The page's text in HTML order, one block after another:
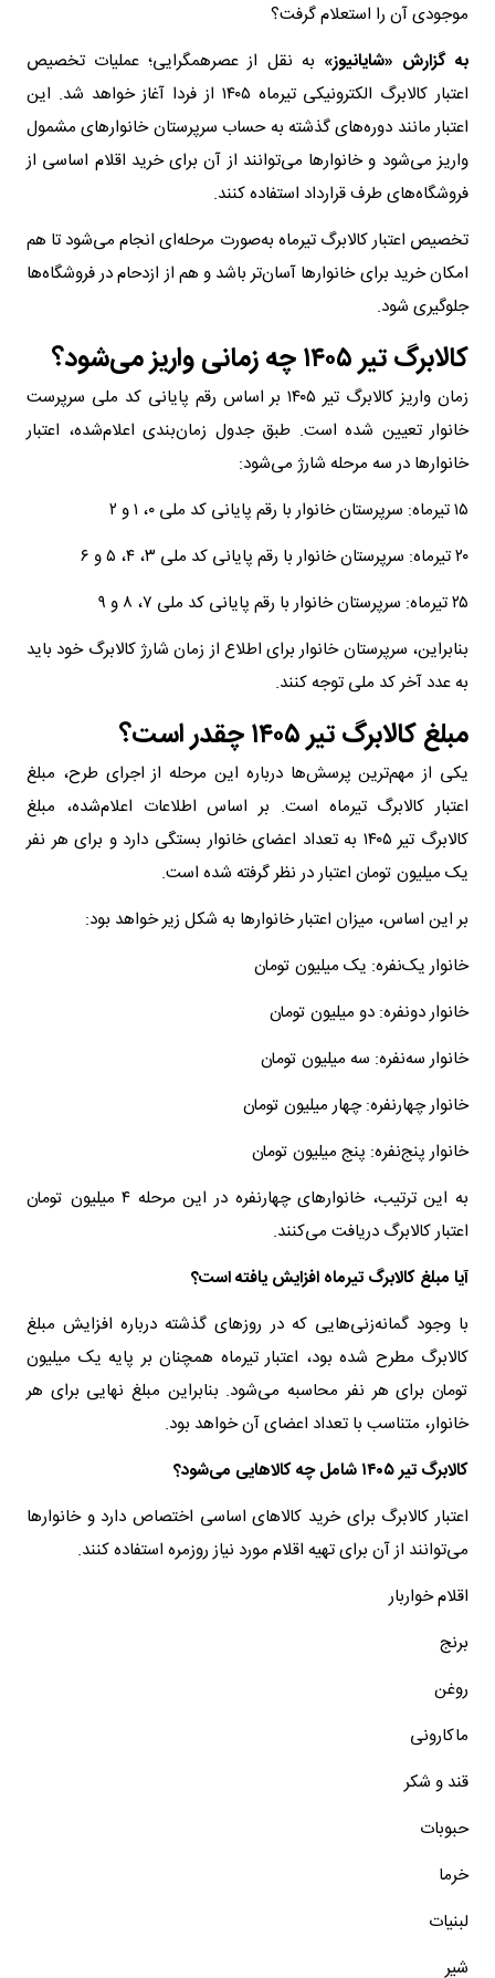
موجودی آن را استعلام گرفت؟
به گزارش «شایانیوز» به نقل از عصرهمگرایی؛ عملیات تخصیص
اعتبار کالابرگ الکترونیکی تیرماه ۱۴۰۵ از فردا آغاز خواهد شد. این
اعتبار مانند دوره‌های گذشته به حساب سرپرستان خانوارهای مشمول
واریز می‌شود و خانوارها می‌توانند از آن برای خرید اقلام اساسی از
فروشگاه‌های طرف قرارداد استفاده کنند.​
تخصیص اعتبار کالابرگ تیرماه به‌صورت مرحله‌ای انجام می‌شود تا هم
امکان خرید برای خانوارها آسان‌تر باشد و هم از ازدحام در فروشگاه‌ها
جلوگیری شود.
کالابرگ تیر ۱۴۰۵ چه زمانی واریز می‌شود؟
زمان واریز کالابرگ تیر ۱۴۰۵ بر اساس رقم پایانی کد ملی سرپرست
خانوار تعیین شده است. طبق جدول زمان‌بندی اعلام‌شده، اعتبار
خانوارها در سه مرحله شارژ می‌شود:
۱۵ تیرماه: سرپرستان خانوار با رقم پایانی کد ملی ۰، ۱ و ۲
۲۰ تیرماه: سرپرستان خانوار با رقم پایانی کد ملی ۳، ۴، ۵ و ۶
۲۵ تیرماه: سرپرستان خانوار با رقم پایانی کد ملی ۷، ۸ و ۹
بنابراین، سرپرستان خانوار برای اطلاع از زمان شارژ کالابرگ خود باید
به عدد آخر کد ملی توجه کنند.
مبلغ کالابرگ تیر ۱۴۰۵ چقدر است؟
یکی از مهم‌ترین پرسش‌ها درباره این مرحله از اجرای طرح، مبلغ
اعتبار کالابرگ تیرماه است. بر اساس اطلاعات اعلام‌شده، مبلغ
کالابرگ تیر ۱۴۰۵ به تعداد اعضای خانوار بستگی دارد و برای هر نفر
یک میلیون تومان اعتبار در نظر گرفته شده است.
بر این اساس، میزان اعتبار خانوارها به شکل زیر خواهد بود:
خانوار یک‌نفره: یک میلیون تومان
خانوار دونفره: دو میلیون تومان
خانوار سه‌نفره: سه میلیون تومان
خانوار چهارنفره: چهار میلیون تومان
خانوار پنج‌نفره: پنج میلیون تومان
به این ترتیب، خانوارهای چهارنفره در این مرحله ۴ میلیون تومان
اعتبار کالابرگ دریافت می‌کنند.
آیا مبلغ کالابرگ تیرماه افزایش یافته است؟
با وجود گمانه‌زنی‌هایی که در روزهای گذشته درباره افزایش مبلغ
کالابرگ مطرح شده بود، اعتبار تیرماه همچنان بر پایه یک میلیون
تومان برای هر نفر محاسبه می‌شود. بنابراین مبلغ نهایی برای هر
خانوار، متناسب با تعداد اعضای آن خواهد بود.
کالابرگ تیر ۱۴۰۵ شامل چه کالاهایی می‌شود؟
اعتبار کالابرگ برای خرید کالاهای اساسی اختصاص دارد و خانوارها
می‌توانند از آن برای تهیه اقلام مورد نیاز روزمره استفاده کنند.
اقلام خواربار
برنج
روغن
ماکارونی
قند و شکر
حبوبات
خرما
لبنیات
شیر